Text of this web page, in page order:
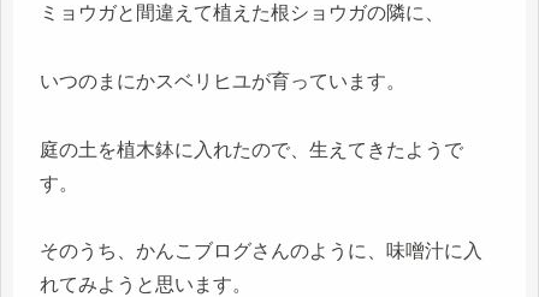
ミョウガと間違えて植えた根ショウガの隣に、
いつのまにかスベリヒユが育っています。
庭の土を植木鉢に入れたので、生えてきたようで
す。
そのうち、かんこブログさんのように、味噌汁に入
れてみようと思います。